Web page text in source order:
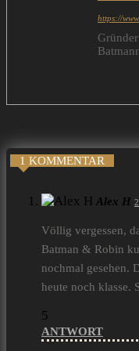
https://
1 KOMMENTAR
Alex H
Völlig vergessen,
Batman & Robin
nochmal gesehen.
heute noch klasse.
5
ANTWORT